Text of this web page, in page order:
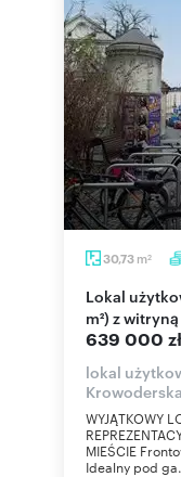
30,73 m2
Lokal użytkowy na Starym Mieście (30,73
m²) z witryną
639 000 zł
lokal
Krowoderska
WYJĄTKOWY
MIEŚCIE
Idealny pod